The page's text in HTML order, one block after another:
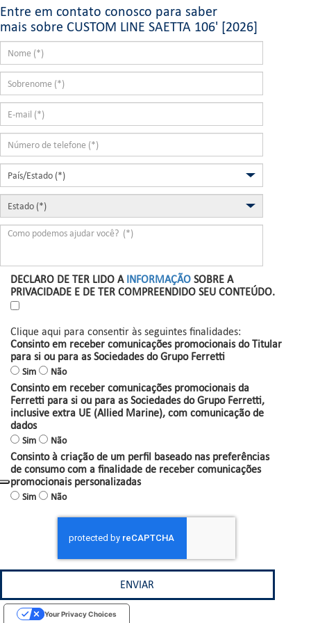
Entre em contato conosco para saber
mais sobre CUSTOM LINE SAETTA 106' [2026]
DECLARO DE TER LIDO A INFORMAÇÃO SOBRE A
PRIVACIDADE E DE TER COMPREENDIDO SEU CONTEÚDO.
Clique aqui para consentir às seguintes finalidades:
Consinto em receber comunicações promocionais do Titular
para si ou para as Sociedades do Grupo Ferretti
Sim Não
Consinto em receber comunicações promocionais da
Ferretti para si ou para as Sociedades do Grupo Ferretti,
inclusive extra UE (Allied Marine), com comunicação de
dados
Sim Não
Consinto à criação de um perfil baseado nas preferências
de consumo com a finalidade de receber comunicações
promocionais personalizadas
Sim Não
Your Privacy Choices